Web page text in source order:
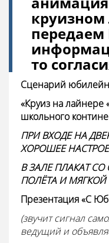
то
Сценарий
«Круиз на
школьного
ПРИ ВХОДЕ НА
ХОРОШЕЕ
В ЗАЛЕ ПЛАКАТ
ПОЛЁТА И
Презентация «С
(звучит сигнал
ведущий и